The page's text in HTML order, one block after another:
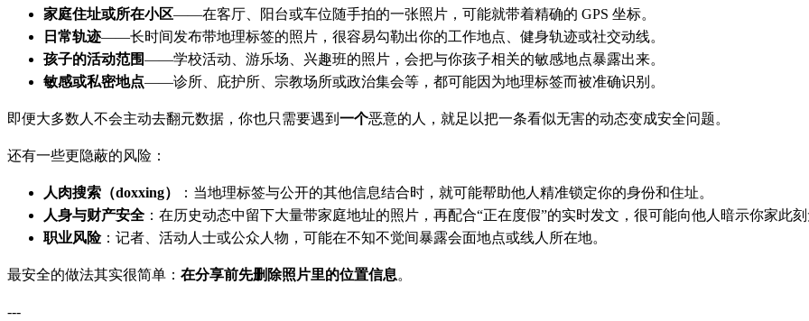
家庭住址或所在小区——在客厅、阳台或车位随手拍的一张照片，可能就带着精确的 GPS 坐标。
日常轨迹——长时间发布带地理标签的照片，很容易勾勒出你的工作地点、健身轨迹或社交动线。
孩子的活动范围——学校活动、游乐场、兴趣班的照片，会把与你孩子相关的敏感地点暴露出来。
敏感或私密地点——诊所、庇护所、宗教场所或政治集会等，都可能因为地理标签而被准确识别。
即便大多数人不会主动去翻元数据，你也只需要遇到 一个恶意的人，就足以把一条看似无害的动态变成安全问题。
还有一些更隐蔽的风险：
人肉搜索（doxxing）
：当地理标签与公开的其他信息结合时，就可能帮助他人精准锁定你的身份和住址。
人身与财产安全 ：在历史动态中留下大量带家庭地址的照片，再配合“正在度假”的实时发文，很可能向他人暗示你家此刻
职业风险：记者、活动人士或公众人物，可能在不知不觉间暴露会面地点或线人所在地。
最安全的做法其实很简单： 在分享前先删除照片里的位置信息。
---